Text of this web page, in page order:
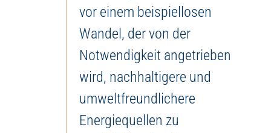
vor einem beispiellosen
Wandel, der von der
Notwendigkeit angetrieben
wird, nachhaltigere und
umweltfreundlichere
Energiequellen zu